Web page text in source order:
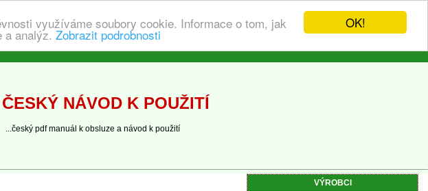
OK!
využíváme soubory cookie. Informace o tom, jak
analýz. Zobrazit podrobnosti
ČESKÝ NÁVOD K POUŽITÍ
...český pdf manuál k obsluze a návod k použití
VÝROBCI